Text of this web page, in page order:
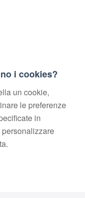
i cookies?
un cookie,
le preferenze
in